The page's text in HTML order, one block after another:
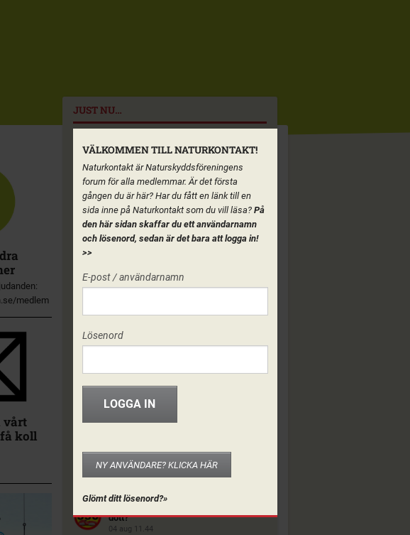
medlem
vårt
koll
JUST NU…
VÄLKOMMEN TILL NATURKONTAKT!
Naturkontakt är Naturskyddsföreningens
forum för alla medlemmar. Är det första
gången du är här? Har du fått en länk till en
sida inne på Naturkontakt som du vill läsa? På
den här sidan skaffar du ett användarnamn
och lösenord, sedan är det bara att logga in!
>>
E-post / användarnamn
Lösenord
NY ANVÄNDARE? KLICKA HÄR
Glömt ditt lösenord?»
dött?
04 aug 11.44